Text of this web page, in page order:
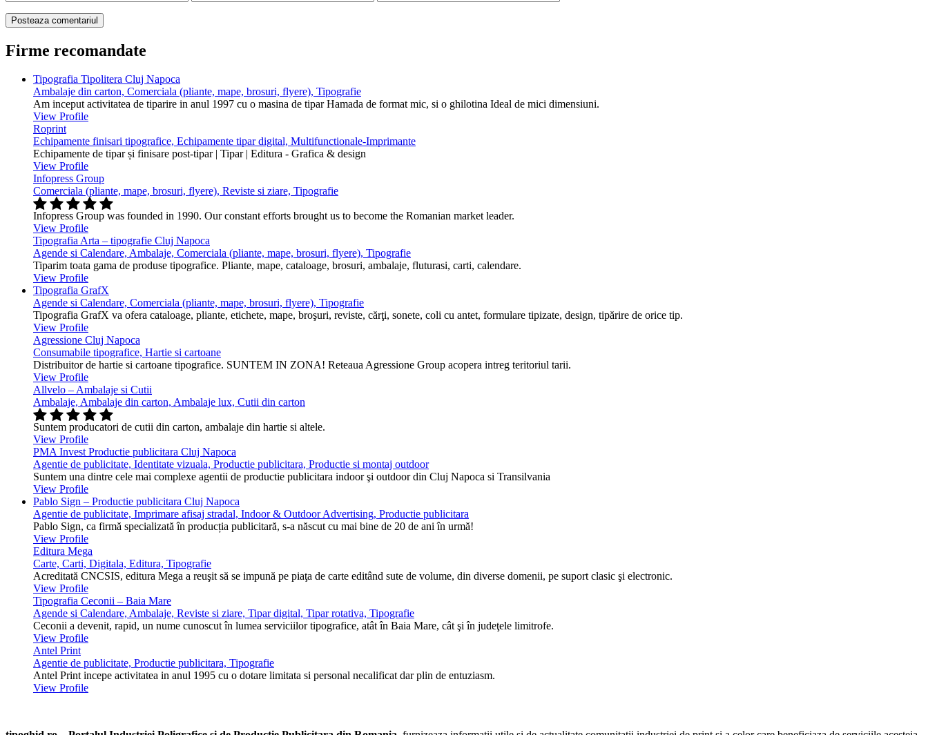
Firme recomandate
Tipografia Tipolitera Cluj Napoca
Ambalaje din carton, Comerciala (pliante, mape, brosuri, flyere), Tipografie
Am inceput activitatea de tiparire in anul 1997 cu o masina de tipar Hamada de format mic, si o ghilotina Ideal de mici dimensiuni.
View Profile
Roprint
Echipamente finisari tipografice, Echipamente tipar digital, Multifunctionale-Imprimante
Echipamente de tipar și finisare post-tipar | Tipar | Editura - Grafica & design
View Profile
Infopress Group
Comerciala (pliante, mape, brosuri, flyere), Reviste si ziare, Tipografie
Infopress Group was founded in 1990. Our constant efforts brought us to become the Romanian market leader.
View Profile
Tipografia Arta – tipografie Cluj Napoca
Agende si Calendare, Ambalaje, Comerciala (pliante, mape, brosuri, flyere), Tipografie
Tiparim toata gama de produse tipografice. Pliante, mape, cataloage, brosuri, ambalaje, fluturasi, carti, calendare.
View Profile
Tipografia GrafX
Agende si Calendare, Comerciala (pliante, mape, brosuri, flyere), Tipografie
Tipografia GrafX va ofera cataloage, pliante, etichete, mape, broşuri, reviste, cărţi, sonete, coli cu antet, formulare tipizate, design, tipărire de orice tip.
View Profile
Agressione Cluj Napoca
Consumabile tipografice, Hartie si cartoane
Distribuitor de hartie si cartoane tipografice. SUNTEM IN ZONA! Reteaua Agressione Group acopera intreg teritoriul tarii.
View Profile
Allvelo – Ambalaje si Cutii
Ambalaje, Ambalaje din carton, Ambalaje lux, Cutii din carton
Suntem producatori de cutii din carton, ambalaje din hartie si altele.
View Profile
PMA Invest Productie publicitara Cluj Napoca
Agentie de publicitate, Identitate vizuala, Productie publicitara, Productie si montaj outdoor
Suntem una dintre cele mai complexe agentii de productie publicitara indoor şi outdoor din Cluj Napoca si Transilvania
View Profile
Pablo Sign – Productie publicitara Cluj Napoca
Agentie de publicitate, Imprimare afisaj stradal, Indoor & Outdoor Advertising, Productie publicitara
Pablo Sign, ca firmă specializată în producția publicitară, s-a născut cu mai bine de 20 de ani în urmă!
View Profile
Editura Mega
Carte, Carti, Digitala, Editura, Tipografie
Acreditată CNCSIS, editura Mega a reuşit să se impună pe piaţa de carte editând sute de volume, din diverse domenii, pe suport clasic şi electronic.
View Profile
Tipografia Ceconii – Baia Mare
Agende si Calendare, Ambalaje, Reviste si ziare, Tipar digital, Tipar rotativa, Tipografie
Ceconii a devenit, rapid, un nume cunoscut în lumea serviciilor tipografice, atât în Baia Mare, cât şi în judeţele limitrofe.
View Profile
Antel Print
Agentie de publicitate, Productie publicitara, Tipografie
Antel Print incepe activitatea in anul 1995 cu o dotare limitata si personal necalificat dar plin de entuziasm.
View Profile